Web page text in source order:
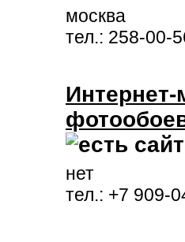
москва
тел.: 258-00-
Интернет-
нет
тел.: +7 909-